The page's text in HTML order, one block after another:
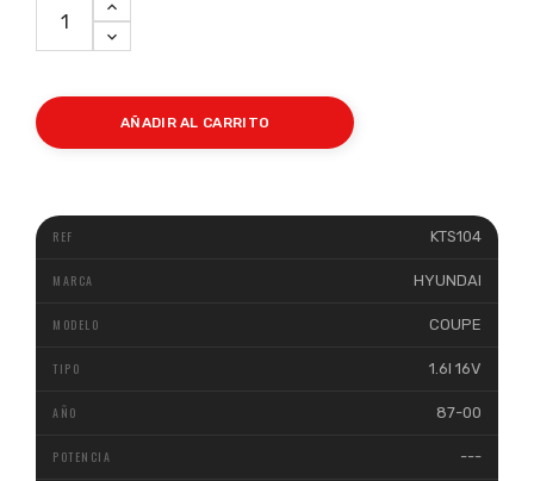
AÑADIR AL CARRITO
KTS104
HYUNDAI
COUPE
1.6I 16V
87-00
---